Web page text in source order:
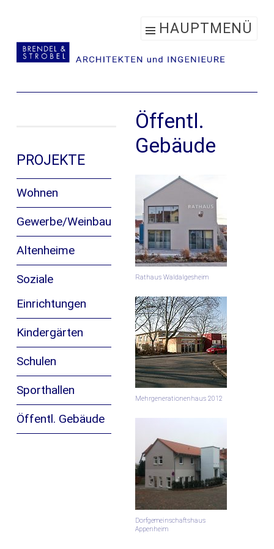
HAUPTMENÜ
Inhalt
springen
Öffentl.
Gebäude
Rathaus Waldalgesheim
Mehrgenerationenhaus 2012
Dorfgemeinschaftshaus
Appenheim
PROJEKTE
Wohnen
Gewerbe/Weinbau
Altenheime
Soziale
Einrichtungen
Kindergärten
Schulen
Sporthallen
Öffentl. Gebäude